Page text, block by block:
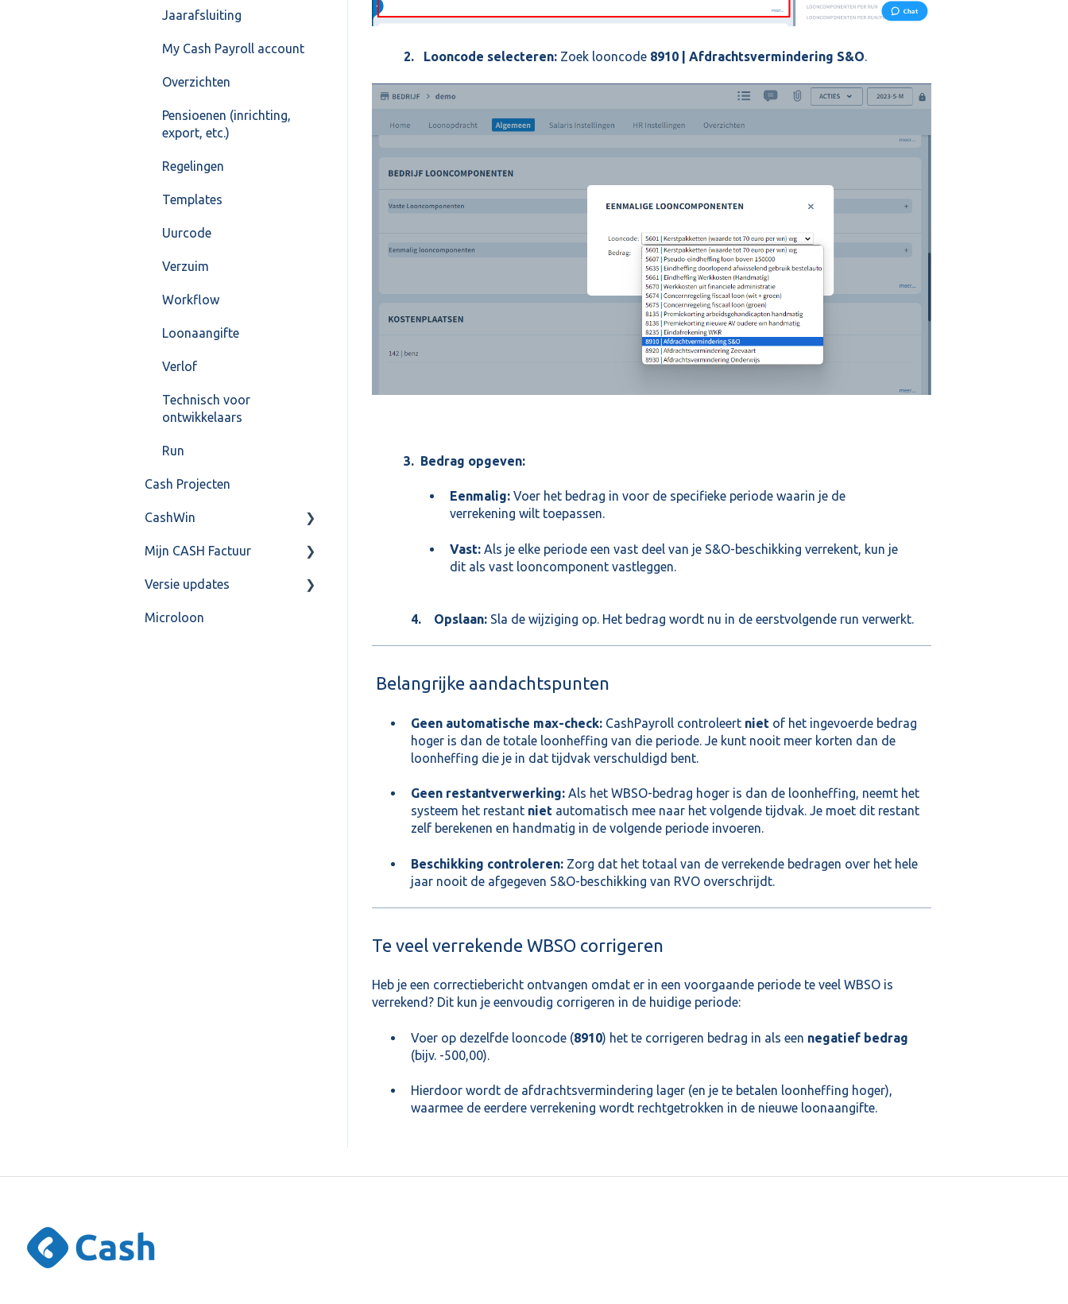
2. Looncode selecteren:Zoek looncode 8910 | Afdrachtsvermindering S&O.
3. Bedrag opgeven:
Eenmalig:Voer het bedrag in voor de specifieke periode waarin je de
verrekening wilt toepassen.
Vast:Als je elke periode een vast deel van je S&O-beschikking verrekent, kun je
dit als vast looncomponent vastleggen.
4. Opslaan:Sla de wijziging op. Het bedrag wordt nu in de eerstvolgende run verwerkt.
Belangrijke aandachtspunten
Geen automatische max-check:CashPayroll controleert nietof het ingevoerde bedrag
hoger is dan de totale loonheffing van die periode. Je kunt nooit meer korten dan de
loonheffing die je in dat tijdvak verschuldigd bent.
Geen restantverwerking:Als het WBSO-bedrag hoger is dan de loonheffing, neemt het
systeem het restant nietautomatisch mee naar het volgende tijdvak. Je moet dit restant
zelf berekenen en handmatig in de volgende periode invoeren.
Beschikking controleren:Zorg dat het totaal van de verrekende bedragen over het hele
jaar nooit de afgegeven S&O-beschikking van RVO overschrijdt.
Te veel verrekende WBSO corrigeren
Heb je een correctiebericht ontvangen omdat er in een voorgaande periode te veel WBSO is
verrekend? Dit kun je eenvoudig corrigeren in de huidige periode:
Voer op dezelfde looncode (8910) het te corrigeren bedrag in als een negatief bedrag
(bijv. -500,00).
Hierdoor wordt de afdrachtsvermindering lager (en je te betalen loonheffing hoger),
waarmee de eerdere verrekening wordt rechtgetrokken in de nieuwe loonaangifte.
Jaarafsluiting
My Cash Payroll account
Overzichten
Pensioenen (inrichting,
export, etc.)
Regelingen
Templates
Uurcode
Verzuim
Workflow
Loonaangifte
Verlof
Technisch voor
ontwikkelaars
Run
Cash Projecten
CashWin
Overig
Mijn CASH Factuur
Facturatie Loonportal(
Versie updates
CashWeb updates 2025
Microloon